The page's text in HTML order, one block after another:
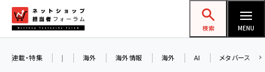
ン
ネットショップ担当者フォーラム
検索 MENU
連載・特集 | 海外 海外情報 海外 AI メタバース